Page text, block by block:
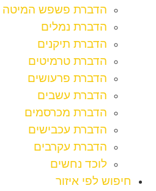
הדברת פשפש המיטה
הדברת נמלים
הדברת תיקנים
הדברת טרמיטים
הדברת פרעושים
הדברת עשבים
הדברת מכרסמים
הדברת עכבישים
הדברת עקרבים
לוכד נחשים
חיפוש לפי איזור